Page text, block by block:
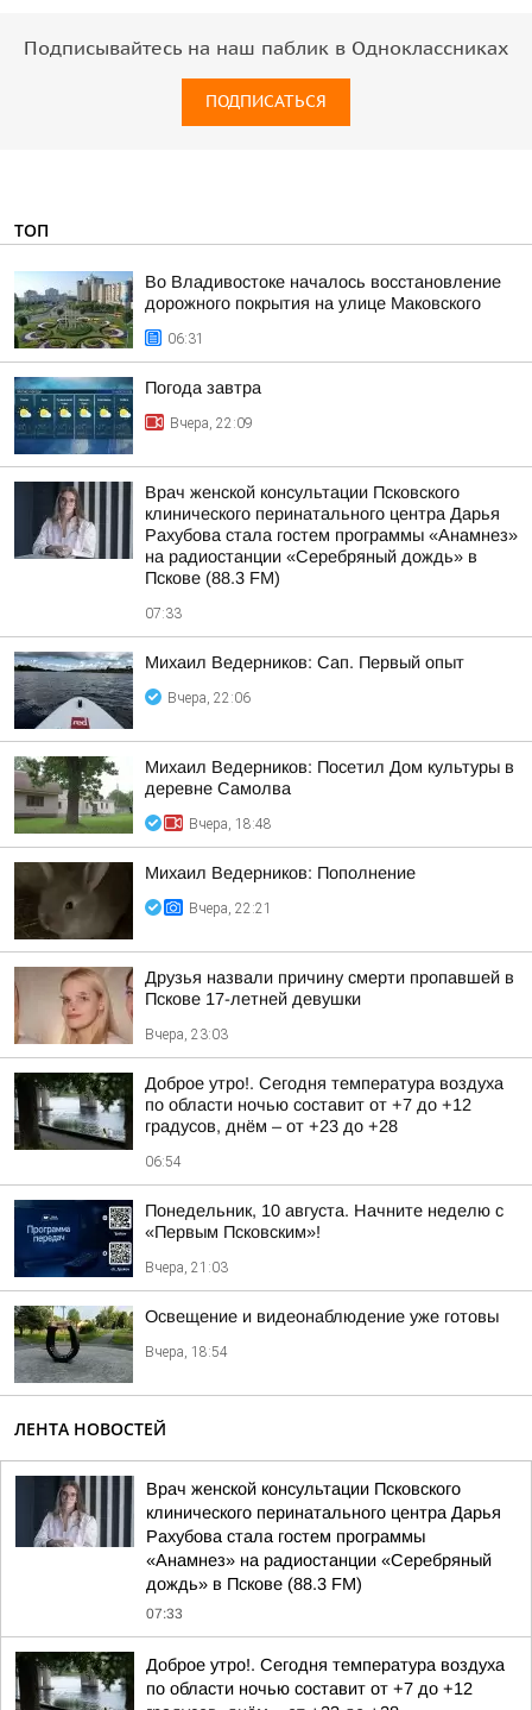
Подписывайтесь на наш паблик в Одноклассниках
ПОДПИСАТЬСЯ
ТОП
Во Владивостоке началось восстановление
дорожного покрытия на улице Маковского
06:31
Погода завтра
Вчера, 22:09
Врач женской консультации Псковского
клинического перинатального центра Дарья
Рахубова стала гостем программы «Анамнез»
на радиостанции «Серебряный дождь» в
Пскове (88.3 FM)
07:33
Михаил Ведерников: Сап. Первый опыт
Вчера, 22:06
Михаил Ведерников: Посетил Дом культуры в
деревне Самолва
Вчера, 18:48
Михаил Ведерников: Пополнение
Вчера, 22:21
Друзья назвали причину смерти пропавшей в
Пскове 17-летней девушки
Вчера, 23:03
Доброе утро!. Сегодня температура воздуха
по области ночью составит от +7 до +12
градусов, днём – от +23 до +28
06:54
Понедельник, 10 августа. Начните неделю с
«Первым Псковским»!
Вчера, 21:03
Освещение и видеонаблюдение уже готовы
Вчера, 18:54
ЛЕНТА НОВОСТЕЙ
Врач женской консультации Псковского
клинического перинатального центра Дарья
Рахубова стала гостем программы
«Анамнез» на радиостанции «Серебряный
дождь» в Пскове (88.3 FM)
07:33
Доброе утро!. Сегодня температура воздуха
по области ночью составит от +7 до +12